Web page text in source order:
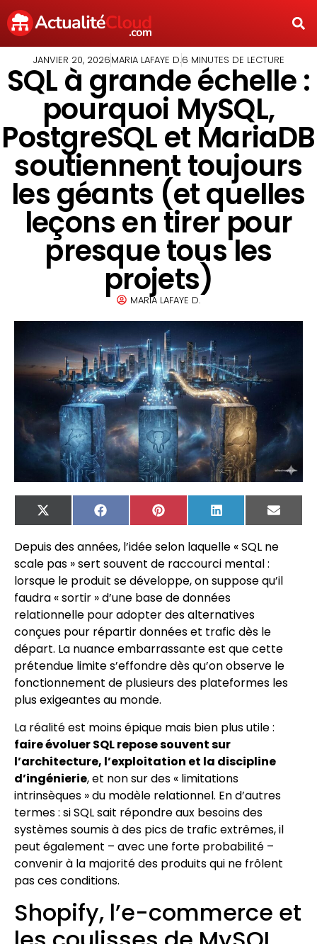
JANVIER 20, 2026MARIA LAFAYE D.6 MINUTES DE LECTURE
SQL à grande échelle :
pourquoi MySQL,
PostgreSQL et MariaDB
soutiennent toujours
les géants (et quelles
leçons en tirer pour
presque tous les
projets)
MARIA LAFAYE D.
X
(Twitter)
FacebookPinterest LinkedIn
Email
Depuis des années, l’idée selon laquelle « SQL ne
scale pas » sert souvent de raccourci mental :
lorsque le produit se développe, on suppose qu’il
faudra « sortir » d’une base de données
relationnelle pour adopter des alternatives
conçues pour répartir données et trafic dès le
départ. La nuance embarrassante est que cette
prétendue limite s’effondre dès qu’on observe le
fonctionnement de plusieurs des plateformes les
plus exigeantes au monde.
La réalité est moins épique mais bien plus utile :
faire évoluer SQL repose souvent sur
l’architecture, l’exploitation et la discipline
d’ingénierie, et non sur des « limitations
intrinsèques » du modèle relationnel. En d’autres
termes : si SQL sait répondre aux besoins des
systèmes soumis à des pics de trafic extrêmes, il
peut également – avec une forte probabilité –
convenir à la majorité des produits qui ne frôlent
pas ces conditions.
Shopify, l’e-commerce et